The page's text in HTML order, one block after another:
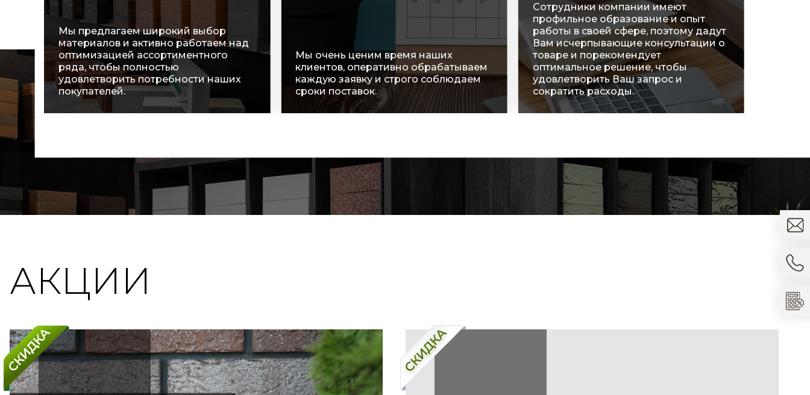
Мы предлагаем широкий выбор
материалов и активно работаем над
оптимизацией ассортиментного
ряда, чтобы полностью
удовлетворить потребности наших
покупателей.
Мы очень ценим время наших
клиентов, оперативно обрабатываем
каждую заявку и строго соблюдаем
сроки поставок.
Сотрудники компании имеют
профильное образование и опыт
работы в своей сфере, поэтому дадут
Вам исчерпывающие консультации о
товаре и порекомендует
оптимальное решение, чтобы
удовлетворить Ваш запрос и
сократить расходы.
АКЦИИ